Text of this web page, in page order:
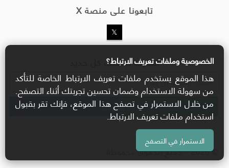
تابعونا على منصة X
اشترك ليصلك كل جديد
© 2025 - جميع الحقوق محفوظة
الخصوصية وملفات تعريف الارتباط؟
هذا الموقع يستخدم ملفات تعريف الارتباط الخاصة للتأكد
من سهولة الاستخدام وضمان تحسين تجربتك أثناء التصفح.
من خلال الاستمرار في تصفح هذا الموقع، فإنك تقر بقبول
استخدام ملفات تعريف الارتباط.
الاستمرار في التصفح